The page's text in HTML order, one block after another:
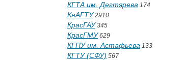
КГТА им. Дегтярева 174
КнАГТУ2910
КрасГАУ345
КрасГМУ629
КГПУ им. Астафьева 133
КГТУ (СФУ) 567